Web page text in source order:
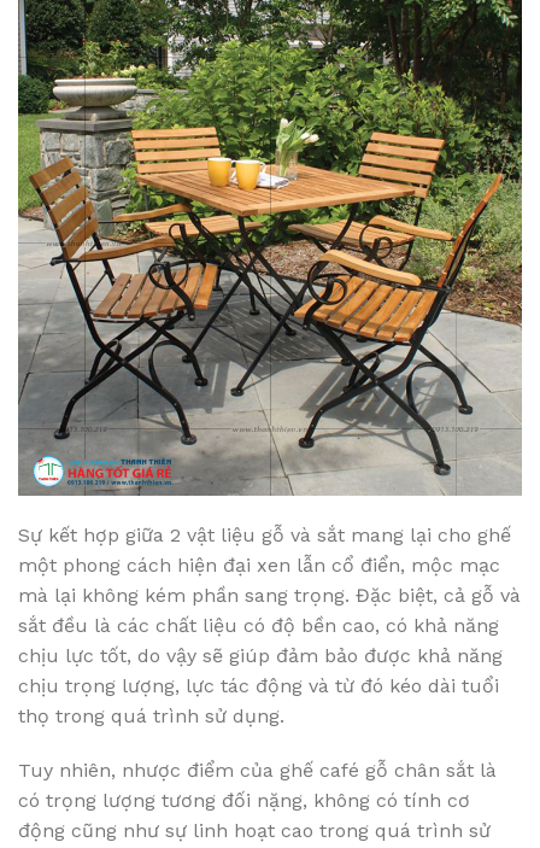
Sự kết hợp giữa 2 vật liệu gỗ và sắt mang lại cho ghế
một phong cách hiện đại xen lẫn cổ điển, mộc mạc
mà lại không kém phần sang trọng. Đặc biệt, cả gỗ và
sắt đều là các chất liệu có độ bền cao, có khả năng
chịu lực tốt, do vậy sẽ giúp đảm bảo được khả năng
chịu trọng lượng, lực tác động và từ đó kéo dài tuổi
thọ trong quá trình sử dụng.
Tuy nhiên, nhược điểm của ghế café gỗ chân sắt là
có trọng lượng tương đối nặng, không có tính cơ
động cũng như sự linh hoạt cao trong quá trình sử